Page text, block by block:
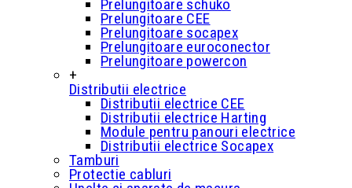
Prelungitoare schuko
Prelungitoare CEE
Prelungitoare socapex
Prelungitoare euroconector
Prelungitoare powercon
+
Distributii electrice
Distributii electrice CEE
Distributii electrice Harting
Module pentru panouri electrice
Distributii electrice Socapex
Tamburi
Protectie cabluri